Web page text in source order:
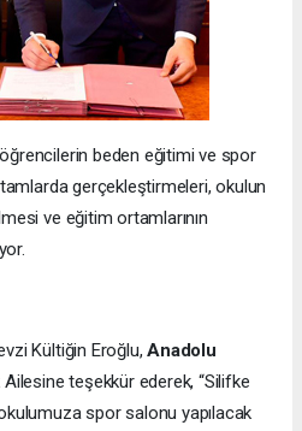
beden eğitimi ve spor
gerçekleştirmeleri, okulun
ve eğitim ortamlarının
Kültiğin Eroğlu,Anadolu
teşekkür ederek, “Silifke
spor salonu yapılacak